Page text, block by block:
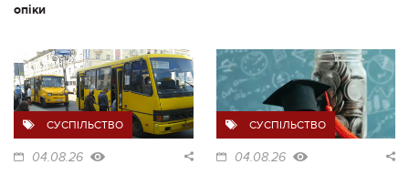
опіки
СУСПІЛЬСТВО
04.08.26
СУСПІЛЬСТВО
04.08.26